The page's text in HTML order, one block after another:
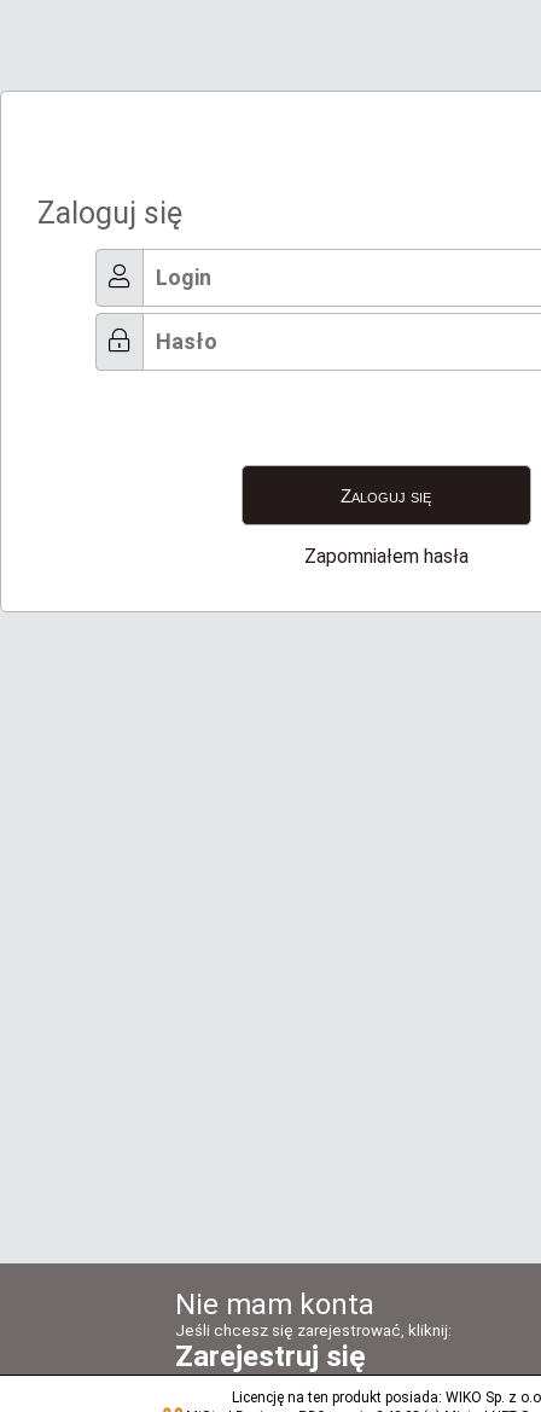
Nie mam konta
Jeśli chcesz się zarejestrować, kliknij:
Zarejestruj się
Zaloguj się
Zapomniałem hasła
Licencję na ten produkt posiada: WIKO Sp. z o.o